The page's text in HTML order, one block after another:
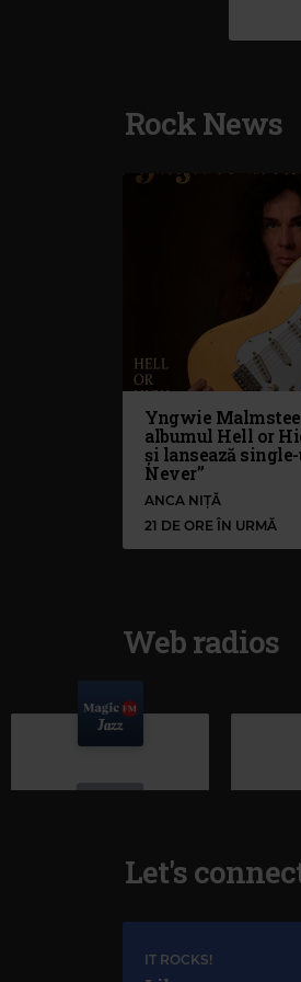
Rock News
Yngwie
albumul Hell or
și lansează
Never”
ANCA NIȚĂ
21 DE ORE ÎN URMĂ
Web radios
Let's
IT ROCKS!